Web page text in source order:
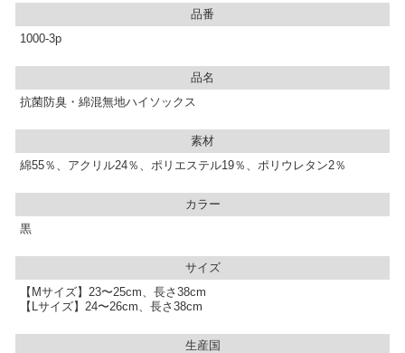
品番
1000-3p
品名
抗菌防臭・綿混無地ハイソックス
素材
綿55％、アクリル24％、ポリエステル19％、ポリウレタン2％
カラー
黒
サイズ
【Mサイズ】23〜25cm、長さ38cm
【Lサイズ】24〜26cm、長さ38cm
生産国